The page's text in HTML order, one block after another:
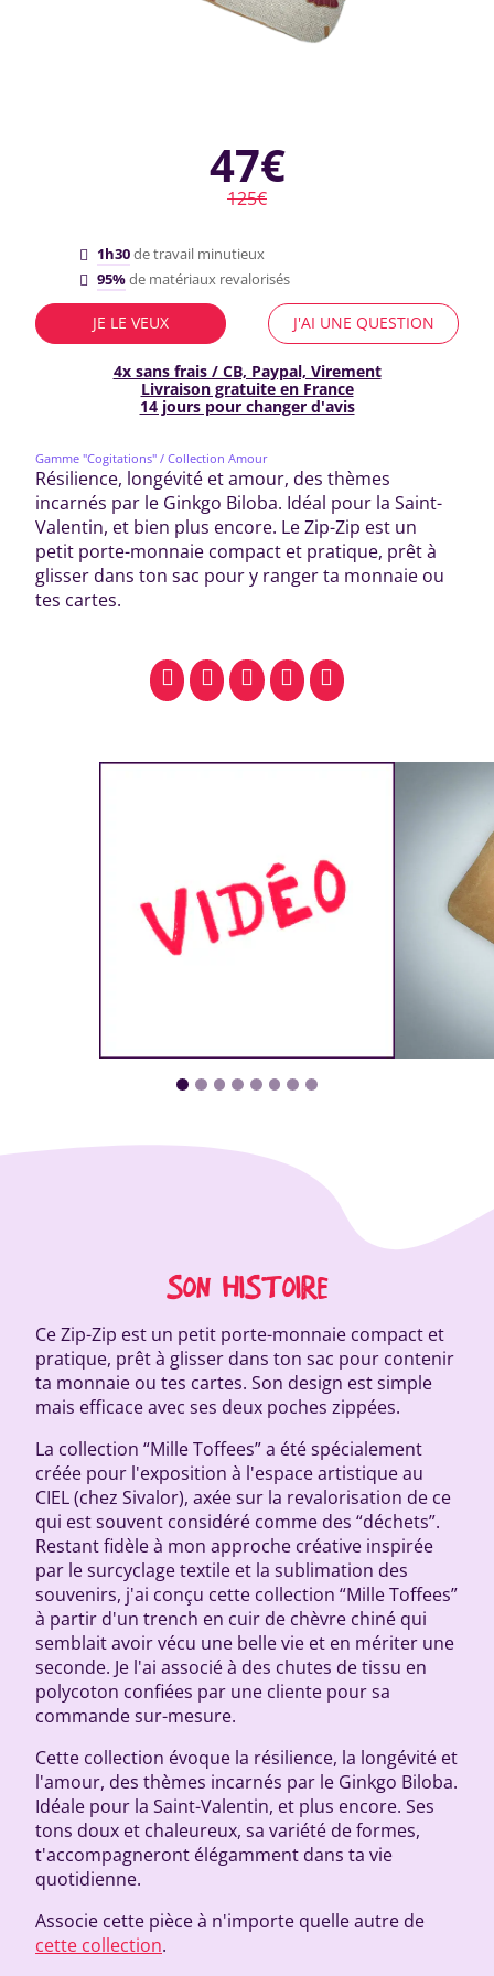
47€
125€
1h30de travail minutieux
95%de matériaux revalorisés
JE LE VEUX J'AI UNE QUESTION
4x sans frais / CB, Paypal, Virement
Livraison gratuite en France
14 jours pour changer d'avis
Gamme "Cogitations" / Collection Amour
Résilience, longévité et amour, des thèmes
incarnés par le Ginkgo Biloba. Idéal pour la Saint-
Valentin, et bien plus encore. Le Zip-Zip est un
petit porte-monnaie compact et pratique, prêt à
glisser dans ton sac pour y ranger ta monnaie ou
tes cartes.
facebookpinterestwhatsapp
SMS email
SON HISTOIRE
Ce Zip-Zip est un petit porte-monnaie compact et
pratique, prêt à glisser dans ton sac pour contenir
ta monnaie ou tes cartes. Son design est simple
mais efficace avec ses deux poches zippées.
La collection “Mille Toffees” a été spécialement
créée pour l'exposition à l'espace artistique au
CIEL (chez Sivalor), axée sur la revalorisation de ce
qui est souvent considéré comme des “déchets”.
Restant fidèle à mon approche créative inspirée
par le surcyclage textile et la sublimation des
souvenirs, j'ai conçu cette collection “Mille Toffees”
à partir d'un trench en cuir de chèvre chiné qui
semblait avoir vécu une belle vie et en mériter une
seconde. Je l'ai associé à des chutes de tissu en
polycoton confiées par une cliente pour sa
commande sur-mesure.
Cette collection évoque la résilience, la longévité et
l'amour, des thèmes incarnés par le Ginkgo Biloba.
Idéale pour la Saint-Valentin, et plus encore. Ses
tons doux et chaleureux, sa variété de formes,
t'accompagneront élégamment dans ta vie
quotidienne.
Associe cette pièce à n'importe quelle autre de
cette collection.